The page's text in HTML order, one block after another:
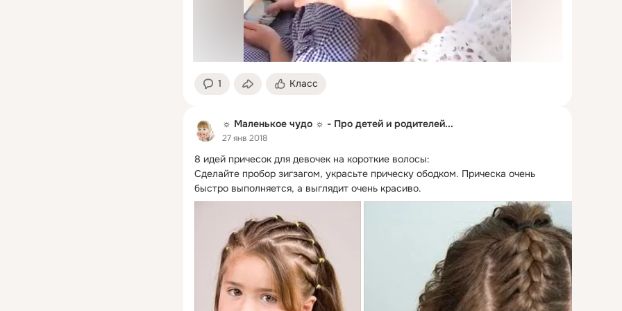
1 Класс
☼ Маленькое чудо ☼ - Про детей и родителей...
27 янв 2018
8 идей причесок для девочек на короткие волосы:
Сделайте пробор зигзагом, украсьте прическу ободком. Прическа очень
быстро выполняется, а выглядит очень красиво.